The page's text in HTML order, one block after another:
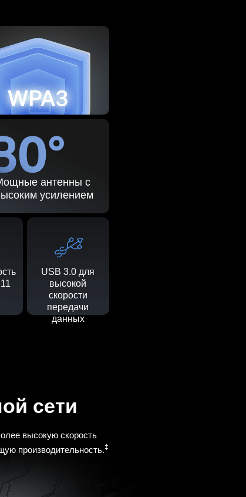
антенны с
усилением
USB 3.0 для
высокой
скорости
передачи
данных
сети
высокую скорость
производительность.‡